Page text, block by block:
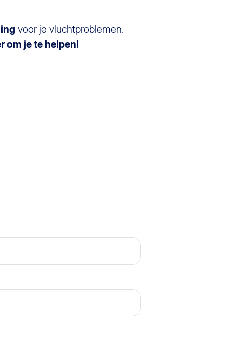
voor je vluchtproblemen.
om je te helpen!